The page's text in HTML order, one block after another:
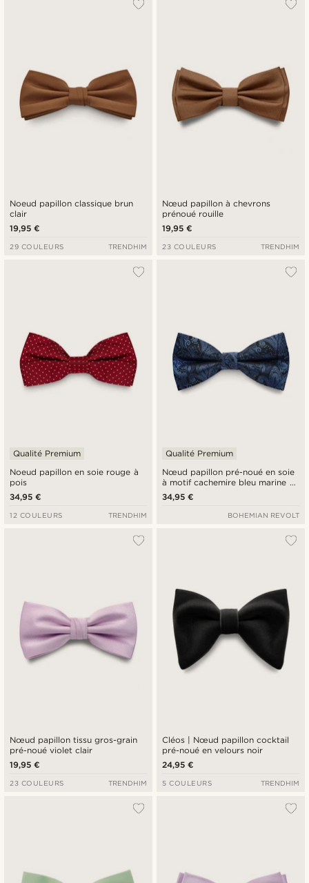
Noeud papillon classique brun
clair
19,95 €
29 COULEURS TRENDHIM
Nœud papillon à chevrons
prénoué rouille
19,95 €
23 COULEURS TRENDHIM
Noeud papillon en soie rouge à
pois
Qualité Premium
34,95 €
12 COULEURS TRENDHIM
Nœud papillon pré-noué en soie
à motif cachemire bleu marine et
bleu clair
Qualité Premium
34,95 €
BOHEMIAN REVOLT
Nœud papillon tissu gros-grain
pré-noué violet clair
19,95 €
23 COULEURS TRENDHIM
Cléos | Nœud papillon cocktail
pré-noué en velours noir
24,95 €
5 COULEURS TRENDHIM